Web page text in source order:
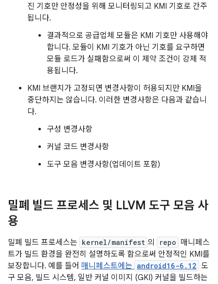
진 기호만 안정성을 위해 모니터링되고 KMI 기호로 간주
됩니다.
결과적으로 공급업체 모듈은 KMI 기호만 사용해야
합니다. 모듈이 KMI 기호가 아닌 기호를 요구하면
모듈 로드가 실패함으로써 이 제약 조건이 강제 적
용됩니다.
KMI 브랜치가 고정되면 변경사항이 허용되지만 KMI을
중단하지는 않습니다. 이러한 변경사항은 다음과 같습니
다.
구성 변경사항
커널 코드 변경사항
도구 모음 변경사항(업데이트 포함)
밀폐 빌드 프로세스 및 LLVM 도구 모음 사
용
밀폐 빌드 프로세스는 kernel/manifest 의 repo 매니페스
트가 빌드 환경을 완전히 설명하도록 함으로써 안정적인 KMI를
보장합니다. 예를 들어 매니페스트에는 android16-6.12 도
구 모음, 빌드 시스템, 일반 커널 이미지 (GKI) 커널을 빌드하는